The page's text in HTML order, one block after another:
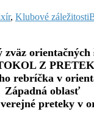
, Klubové záležitosti
zväz
Z
rebríčka v
Západná oblasť
preteky v